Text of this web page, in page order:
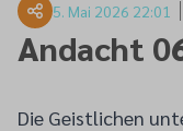
5. Mai 2026 22:01
Andacht
Die Geistlichen